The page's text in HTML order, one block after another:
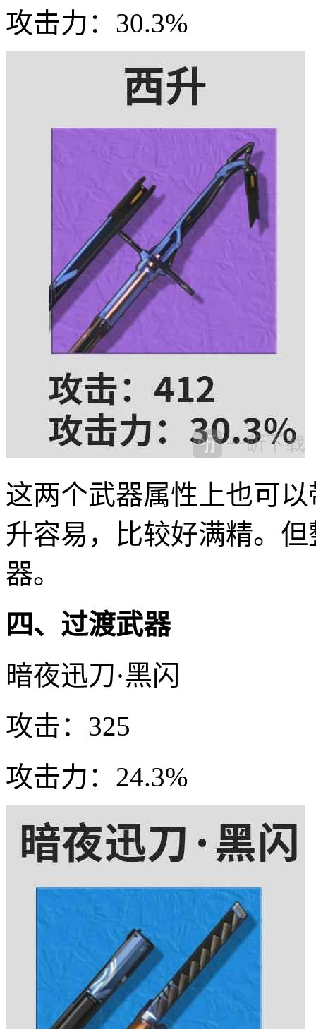
攻击力：30.3%
这两个武器属性上也可
升容易，比较好满精。
器。
四、过渡武器
暗夜迅刀·黑闪
攻击：325
攻击力：24.3%